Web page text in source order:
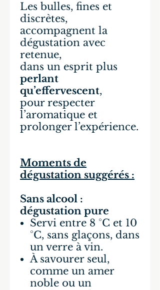
Les bulles, fines et
discrètes,
accompagnent la
dégustation avec
retenue,
dans un esprit plus
perlant
qu’effervescent,
pour respecter
l’aromatique et
prolonger l’expérience.
Moments de
dégustation suggérés :
Sans alcool :
dégustation pure
Servi entre 8 °C et 10
°C, sans glaçons, dans
un verre à vin.
À savourer seul,
comme un amer
noble ou un